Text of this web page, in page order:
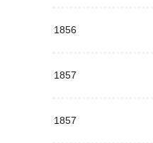
1856
1857
1857